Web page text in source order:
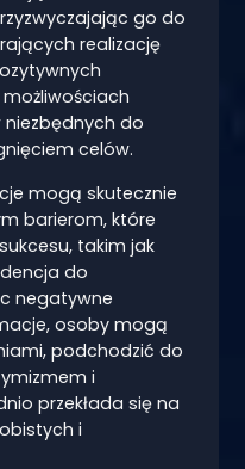
go do
realizację
niezbędnych do
celów.
mogą skutecznie
barierom, które
takim jak
do
negatywne
osoby mogą
podchodzić do
i
przekłada się na
i